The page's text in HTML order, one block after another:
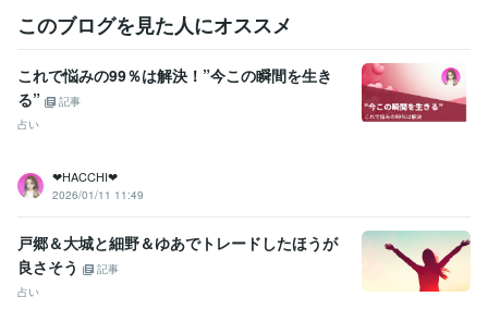
このブログを見た人にオススメ
これで悩みの99％は解決！”今この瞬間を生き
る”
記事
占い
❤︎HACCHI❤︎
2026/01/11 11:49
戸郷＆大城と細野＆ゆあでトレードしたほうが
良さそう
記事
占い